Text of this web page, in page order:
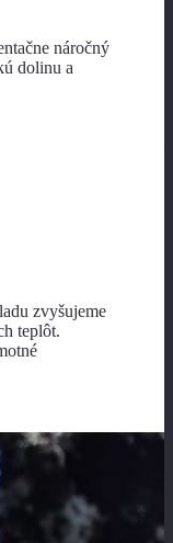
náročný
dolinu a
zvyšujeme
teplôt.